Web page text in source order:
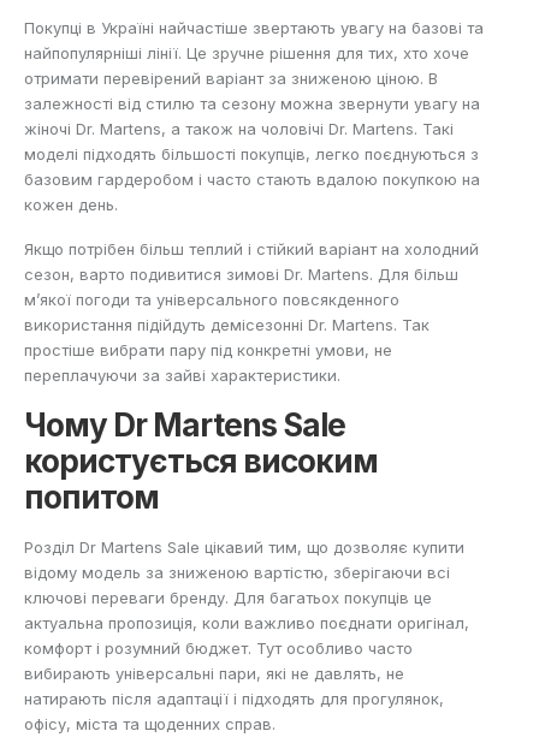
Покупці в Україні найчастіше звертають увагу на базові та
найпопулярніші лінії. Це зручне рішення для тих, хто хоче
отримати перевірений варіант за зниженою ціною. В
залежності від стилю та сезону можна звернути увагу на
жіночі Dr. Martens, а також на чоловічі Dr. Martens. Такі
моделі підходять більшості покупців, легко поєднуються з
базовим гардеробом і часто стають вдалою покупкою на
кожен день.
Якщо потрібен більш теплий і стійкий варіант на холодний
сезон, варто подивитися зимові Dr. Martens. Для більш
м’якої погоди та універсального повсякденного
використання підійдуть демісезонні Dr. Martens. Так
простіше вибрати пару під конкретні умови, не
переплачуючи за зайві характеристики.
Чому Dr Martens Sale
користується високим
попитом
Розділ Dr Martens Sale цікавий тим, що дозволяє купити
відому модель за зниженою вартістю, зберігаючи всі
ключові переваги бренду. Для багатьох покупців це
актуальна пропозиція, коли важливо поєднати оригінал,
комфорт і розумний бюджет. Тут особливо часто
вибирають універсальні пари, які не давлять, не
натирають після адаптації і підходять для прогулянок,
офісу, міста та щоденних справ.